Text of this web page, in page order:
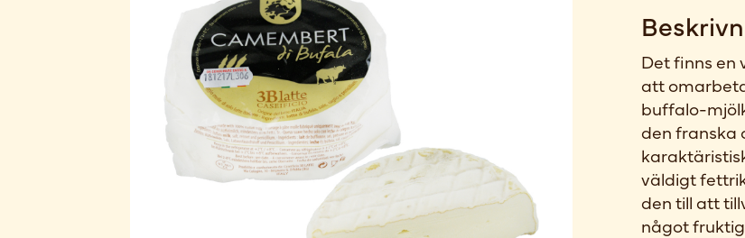
Det finns en
att
buffalo-
den franska
väldigt
den till att
något